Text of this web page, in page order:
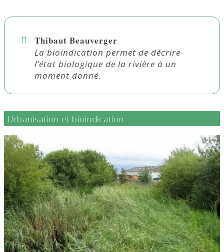
Thibaut Beauverger
La bioindication permet de décrire
l’état biologique de la rivière à un
moment donné.
Urbanisation et bioindication